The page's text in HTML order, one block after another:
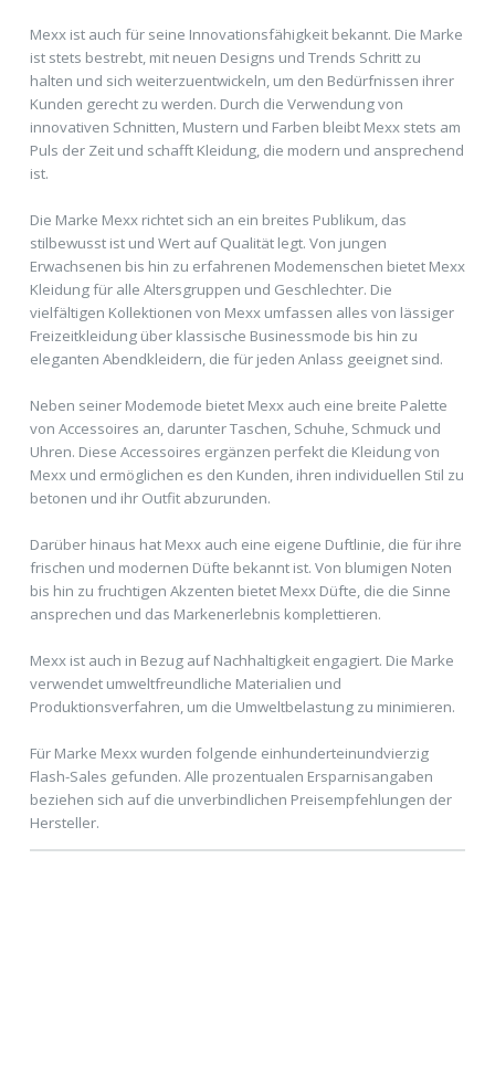
Mexx ist auch für seine Innovationsfähigkeit bekannt. Die Marke
ist stets bestrebt, mit neuen Designs und Trends Schritt zu
halten und sich weiterzuentwickeln, um den Bedürfnissen ihrer
Kunden gerecht zu werden. Durch die Verwendung von
innovativen Schnitten, Mustern und Farben bleibt Mexx stets am
Puls der Zeit und schafft Kleidung, die modern und ansprechend
ist.
Die Marke Mexx richtet sich an ein breites Publikum, das
stilbewusst ist und Wert auf Qualität legt. Von jungen
Erwachsenen bis hin zu erfahrenen Modemenschen bietet Mexx
Kleidung für alle Altersgruppen und Geschlechter. Die
vielfältigen Kollektionen von Mexx umfassen alles von lässiger
Freizeitkleidung über klassische Businessmode bis hin zu
eleganten Abendkleidern, die für jeden Anlass geeignet sind.
Neben seiner Modemode bietet Mexx auch eine breite Palette
von Accessoires an, darunter Taschen, Schuhe, Schmuck und
Uhren. Diese Accessoires ergänzen perfekt die Kleidung von
Mexx und ermöglichen es den Kunden, ihren individuellen Stil zu
betonen und ihr Outfit abzurunden.
Darüber hinaus hat Mexx auch eine eigene Duftlinie, die für ihre
frischen und modernen Düfte bekannt ist. Von blumigen Noten
bis hin zu fruchtigen Akzenten bietet Mexx Düfte, die die Sinne
ansprechen und das Markenerlebnis komplettieren.
Mexx ist auch in Bezug auf Nachhaltigkeit engagiert. Die Marke
verwendet umweltfreundliche Materialien und
Produktionsverfahren, um die Umweltbelastung zu minimieren.
Für Marke Mexx wurden folgende einhunderteinundvierzig
Flash-Sales gefunden. Alle prozentualen Ersparnisangaben
beziehen sich auf die unverbindlichen Preisempfehlungen der
Hersteller.